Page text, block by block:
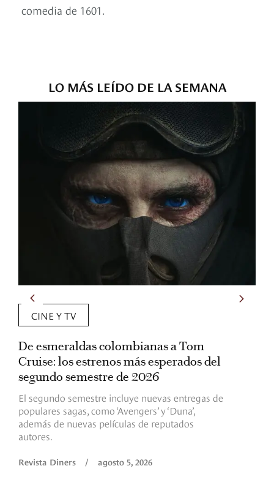
comedia de 1601.
LO MÁS LEÍDO DE LA SEMANA
CINE Y TV
De esmeraldas colombianas a Tom
Cruise: los estrenos más esperados del
segundo semestre de 2026
El segundo semestre incluye nuevas entregas de
populares sagas, como ‘Avengers’ y ‘Duna’,
además de nuevas películas de reputados
autores.
Revista Diners / agosto 5, 2026